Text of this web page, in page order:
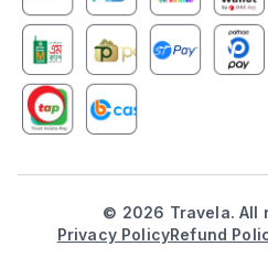
© 2026 Travela. All
Privacy PolicyRefund